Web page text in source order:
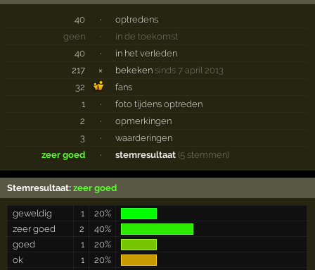
40 ·
optredens
geen
·
in de toekomst
40
·
in het verleden
217
× bekeken sinds 7 april 2013
32
fans
1
·
foto tijdens optreden
2
·
opmerkingen
3
·
waarderingen
zeer goed
· stemresultaat (5 stemmen)
Stemresultaat:zeer goed
geweldig 1
20%
zeer goed
2
40%
goed
1
20%
ok
1 20%